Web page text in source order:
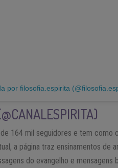
por filosofia.espirita
de 164 mil seguidores e tem
a página traz ensinamentos de
do evangelho e mensagens